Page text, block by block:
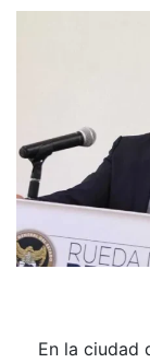
En la ciudad